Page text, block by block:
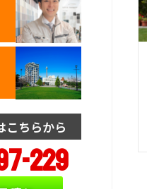
こちらから
229